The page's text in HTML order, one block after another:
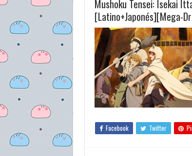
Mushoku Tensei: Isekai
[Latino+Japonés][Mega-
Facebook Twitter